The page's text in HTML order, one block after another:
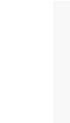
앞
언
핵
시
가